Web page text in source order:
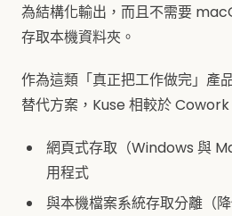
為結構化輸出，而且不需要
存取本機資料夾。
作為這類「真正把工作做完」產
替代方案，Kuse 相較於 Cowork
網頁式存取（Windows 與
用程式
與本機檔案系統存取分離（